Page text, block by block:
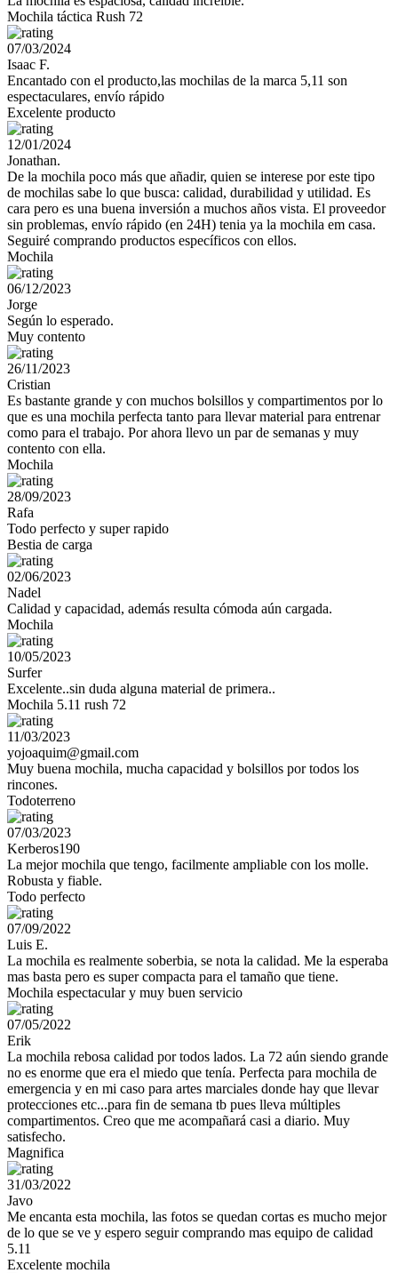
Mochila táctica Rush 72
07/03/2024
Isaac F.
Encantado con el producto,las mochilas de la marca 5,11 son
espectaculares, envío rápido
Excelente producto
12/01/2024
Jonathan.
De la mochila poco más que añadir, quien se interese por este tipo
de mochilas sabe lo que busca: calidad, durabilidad y utilidad. Es
cara pero es una buena inversión a muchos años vista. El proveedor
sin problemas, envío rápido (en 24H) tenia ya la mochila em casa.
Seguiré comprando productos específicos con ellos.
Mochila
06/12/2023
Jorge
Según lo esperado.
Muy contento
26/11/2023
Cristian
Es bastante grande y con muchos bolsillos y compartimentos por lo
que es una mochila perfecta tanto para llevar material para entrenar
como para el trabajo. Por ahora llevo un par de semanas y muy
contento con ella.
Mochila
28/09/2023
Rafa
Todo perfecto y super rapido
Bestia de carga
02/06/2023
Nadel
Calidad y capacidad, además resulta cómoda aún cargada.
Mochila
10/05/2023
Surfer
Excelente..sin duda alguna material de primera..
Mochila 5.11 rush 72
11/03/2023
yojoaquim@gmail.com
Muy buena mochila, mucha capacidad y bolsillos por todos los
rincones.
Todoterreno
07/03/2023
Kerberos190
La mejor mochila que tengo, facilmente ampliable con los molle.
Robusta y fiable.
Todo perfecto
07/09/2022
Luis E.
La mochila es realmente soberbia, se nota la calidad. Me la esperaba
mas basta pero es super compacta para el tamaño que tiene.
Mochila espectacular y muy buen servicio
07/05/2022
Erik
La mochila rebosa calidad por todos lados. La 72 aún siendo grande
no es enorme que era el miedo que tenía. Perfecta para mochila de
emergencia y en mi caso para artes marciales donde hay que llevar
protecciones etc...para fin de semana tb pues lleva múltiples
compartimentos. Creo que me acompañará casi a diario. Muy
satisfecho.
Magnifica
31/03/2022
Javo
Me encanta esta mochila, las fotos se quedan cortas es mucho mejor
de lo que se ve y espero seguir comprando mas equipo de calidad
5.11
Excelente mochila